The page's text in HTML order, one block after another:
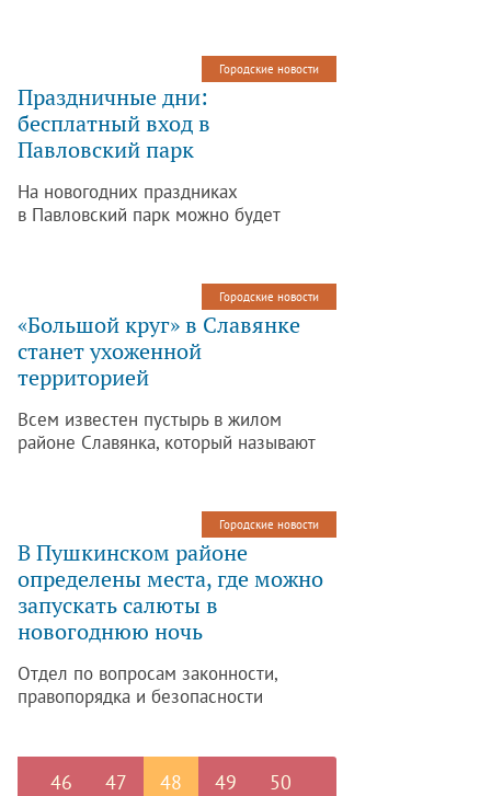
отслужили молебен. Об этом
сообщает информационное агентство
«ТАСС».
Городские новости
Праздничные дни:
бесплатный вход в
Павловский парк
На новогодних праздниках
в Павловский парк можно будет
Городские новости
«Большой круг» в Славянке
станет ухоженной
территорией
Всем известен пустырь в жилом
районе Славянка, который называют
использована эта территория.
Городские новости
В Пушкинском районе
определены места, где можно
запускать салюты в
новогоднюю ночь
Отдел по вопросам законности,
правопорядка и безопасности
46 47 48 49 50